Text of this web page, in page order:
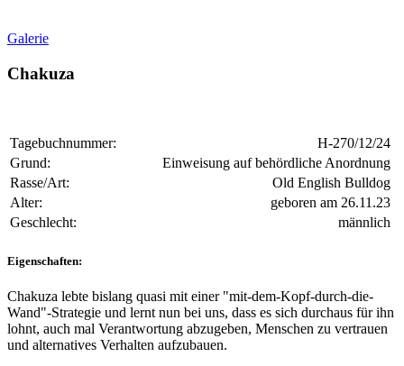
Galerie
Chakuza
Tagebuchnummer:
H-270/12/24
Grund:
Einweisung auf behördliche Anordnung
Rasse/Art:
Old English Bulldog
Alter:
geboren am 26.11.23
Geschlecht:
männlich
Eigenschaften:
Chakuza lebte bislang quasi mit einer "mit-dem-Kopf-durch-die-
Wand"-Strategie und lernt nun bei uns, dass es sich durchaus für ihn
lohnt, auch mal Verantwortung abzugeben, Menschen zu vertrauen
und alternatives Verhalten aufzubauen.